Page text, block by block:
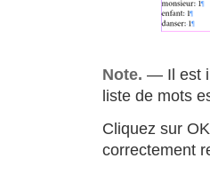
Note. — Il est
liste de mots
Cliquez sur
correctement